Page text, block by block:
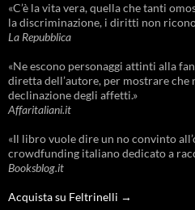
«C’è la vita vera, quella che tanti
la discriminazione, i diritti non
La Repubblica
«Ne escono personaggi attinti alla
diretta dell’autore, per mostrare
declinazione degli affetti.»
Affaritaliani.it
«Il libro vuole dire un no convinto
crowdfunding italiano dedicato a
Booksblog.it
Acquista su Feltrinelli →